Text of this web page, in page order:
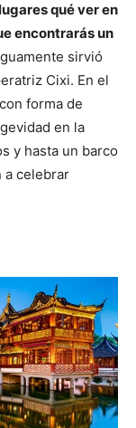
qué ver en
encontrarás un
sirvió
Cixi. En el
forma de
en la
y hasta un barco
a celebrar